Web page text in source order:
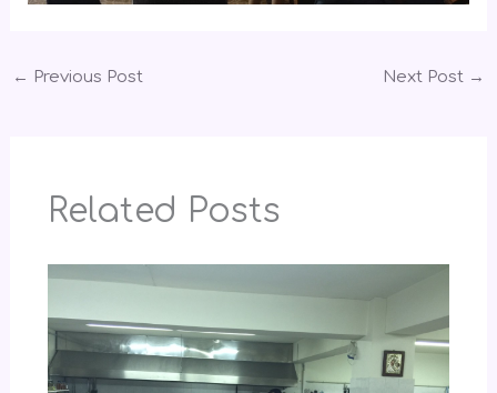
← Previous Post Next Post →
Related Posts